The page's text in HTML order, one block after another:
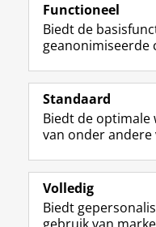
View this page in:English
Volg de
Studiekiezers
Alumni
Over ons
Functioneel
Biedt de
geanonimiseerde
Standaard
Biedt de optimale
van onder andere
Volledig
Biedt